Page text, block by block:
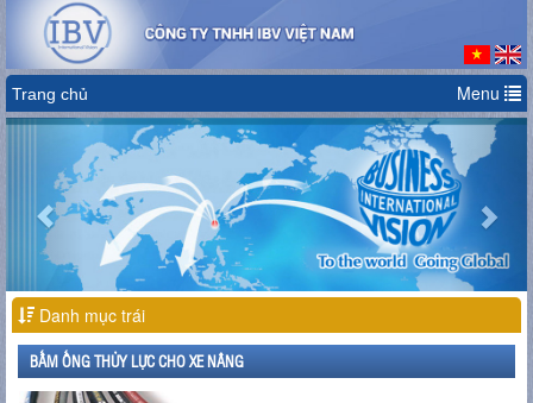
Trang chủ Menu
Previous
Danh mục trái
BẤM ỐNG THỦY LỰC CHO XE NÂNG